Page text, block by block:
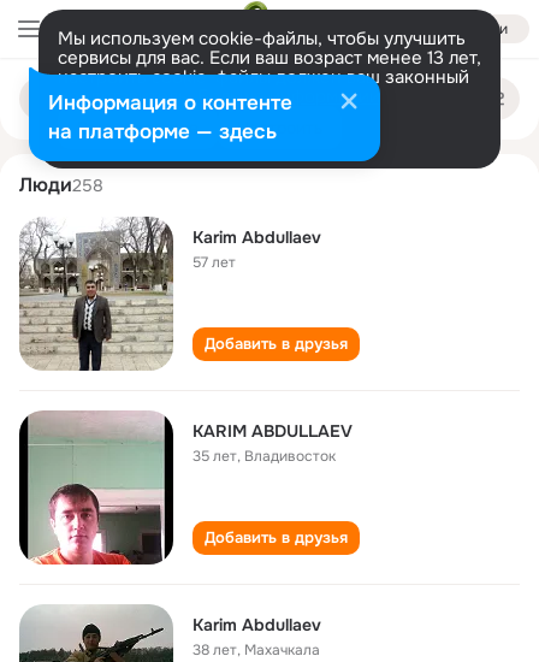
Войти
Мы используем cookie-файлы, чтобы улучшить
сервисы для вас. Если ваш возраст менее 13 лет,
настроить cookie-файлы должен ваш законный
представитель. Больше информации
Разрешить все Настроить
Поиск
людям
karim abdullaev
Люди258
Karim Abdullaev
57 лет
Добавить в друзья
KARIM ABDULLAEV
35 лет, Владивосток
Добавить в друзья
Karim Abdullaev
38 лет, Махачкала
Информация о контенте
на платформе — здесь